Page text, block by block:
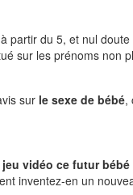
partir du 5, et nul
sur les prénoms non
sur le sexe de bébé,
vidéo ce futur
inventez-en un